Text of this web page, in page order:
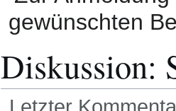
gewünschten
Diskussion:
Letzter